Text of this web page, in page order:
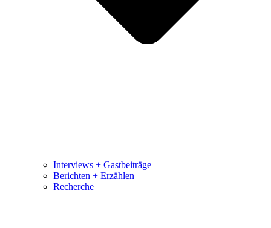
Interviews + Gastbeiträge
Berichten + Erzählen
Recherche